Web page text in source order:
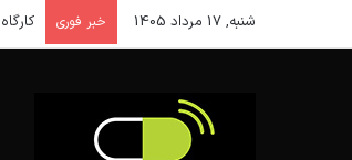
شنبه, 17 مرداد 1405 خبر فوری